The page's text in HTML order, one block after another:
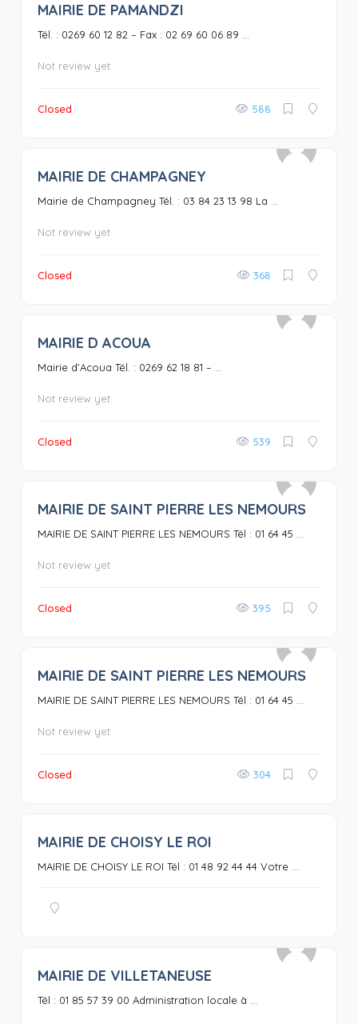
MAIRIE DE PAMANDZI
Tél. : 0269 60 12 82 – Fax : 02 69 60 06 89 ...
Not review yet
Closed 588
MAIRIE DE CHAMPAGNEY
Mairie de Champagney Tél. : 03 84 23 13 98 La ...
Not review yet
Closed 368
MAIRIE D ACOUA
Mairie d’Acoua Tél. : 0269 62 18 81 – ...
Not review yet
Closed 539
0
MAIRIE DE SAINT PIERRE LES NEMOURS
MAIRIE DE SAINT PIERRE LES NEMOURS Tél : 01 64 45 ...
Not review yet
Closed 395
0
MAIRIE DE SAINT PIERRE LES NEMOURS
MAIRIE DE SAINT PIERRE LES NEMOURS Tél : 01 64 45 ...
Not review yet
Closed 304
MAIRIE DE CHOISY LE ROI
MAIRIE DE CHOISY LE ROI Tél : 01 48 92 44 44 Votre ...
MAIRIE DE VILLETANEUSE
Tél : 01 85 57 39 00 Administration locale à ...